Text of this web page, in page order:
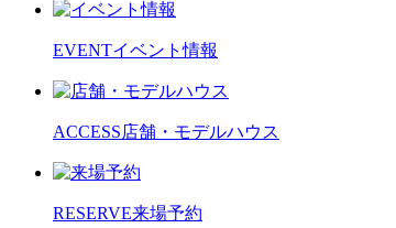
EVENTイベント情報
ACCESS店舗・モデルハウス
RESERVE来場予約